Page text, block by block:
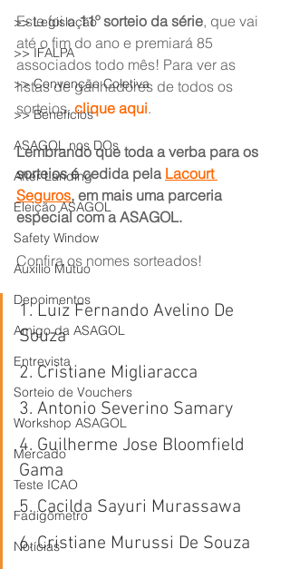
>> Legislação
>> IFALPA
>> Convenção Coletiva
>> Benefícios
ASAGOL nos DOs
After Landing
Eleição ASAGOL
Safety Window
Auxílio Mútuo
Depoimentos
Amigo da ASAGOL
Entrevista
Sorteio de Vouchers
Workshop ASAGOL
Mercado
Teste ICAO
Fadigômetro
Notícias
Este foi o 11º sorteio da série, que vai
até o fim do ano e premiará 85
associados todo mês! Para ver as
listas de ganhadores de todos os
sorteios, clique aqui.
Lembrando que toda a verba para os
sorteios é cedida pela Lacourt
Seguros, em mais uma parceria
especial com a ASAGOL.
Confira os nomes sorteados!
1. Luiz Fernando Avelino De
Souza
2. Cristiane Migliaracca
3. Antonio Severino Samary
4. Guilherme Jose Bloomfield
Gama
5. Cacilda Sayuri Murassawa
6. Cristiane Murussi De Souza